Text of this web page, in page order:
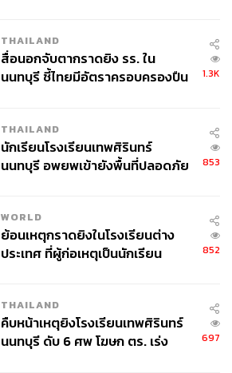
THAILAND
สื่อนอกจับตากราดยิง รร. ใน
นนทบุรี ชี้ไทยมีอัตราครอบครองปืน
1.3K
THAILAND
นักเรียนโรงเรียนเทพศิรินทร์
นนทบุรี อพยพเข้ายังพื้นที่ปลอดภัย
853
WORLD
ย้อนเหตุกราดยิงในโรงเรียนต่าง
ประเทศ ที่ผู้ก่อเหตุเป็นนักเรียน
852
THAILAND
คืบหน้าเหตุยิงโรงเรียนเทพศิรินทร์
นนทบุรี ดับ 6 ศพ โฆษก ตร. เร่ง
697